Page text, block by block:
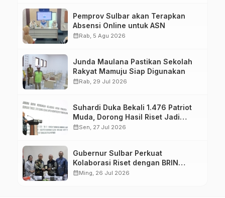
Pemprov Sulbar akan Terapkan
Absensi Online untuk ASN
calendar_monthRab, 5 Agu 2026
Junda Maulana Pastikan Sekolah
Rakyat Mamuju Siap Digunakan
calendar_monthRab, 29 Jul 2026
Suhardi Duka Bekali 1.476 Patriot
Muda, Dorong Hasil Riset Jadi
Dasar Kebijakan Transmigrasi
calendar_monthSen, 27 Jul 2026
Gubernur Sulbar Perkuat
Kolaborasi Riset dengan BRIN
untuk Mendukung Pembangunan
calendar_monthMing, 26 Jul 2026